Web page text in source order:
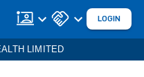
LOGIN
LIMITED